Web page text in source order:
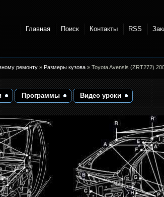
Главная Поиск Контакты RSS
ремонту»Размеры кузова» Toyota Avensis (ZRT272)
Программы Видео уроки